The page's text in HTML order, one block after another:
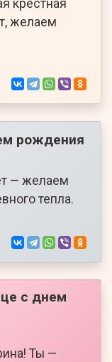
крестная
желаем
рождения
— желаем
тепла.
с днем
Ты —